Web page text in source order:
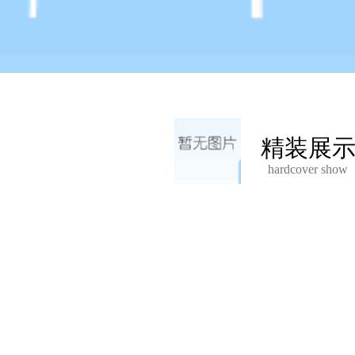
精装展示
hardcover show